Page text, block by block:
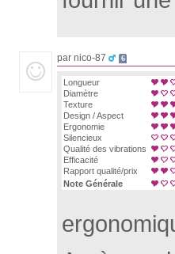
par nico-87 6
Longueur
Diamètre
Texture
Design / Aspect
Ergonomie
Silencieux
Qualité des vibrations
Efficacité
Rapport qualité/prix
Note Générale